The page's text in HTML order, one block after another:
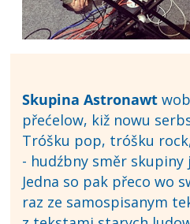
Skupina Astronawt
přećelow, kiž nowu
Tróšku pop, tróšku
- hudźbny směr
Jedna so pak přeco wo
raz ze samospisanym